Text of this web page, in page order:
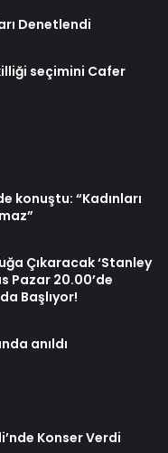
Denetlendi
seçimini Cafer
konuştu: “Kadınları
Çıkaracak ‘Stanley
Pazar 20.00’de
Başlıyor!
anıldı
Konser Verdi